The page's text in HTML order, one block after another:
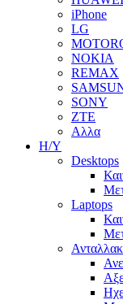
iPhone
LG
NOKIA
REMAX
SONY
ZTE
Αλλα
Η/Υ
Desktops
Laptops